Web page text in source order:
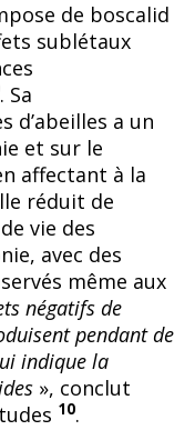
de boscalid
sublétaux
. Sa
d’abeilles a un
et sur le
affectant à la
réduit de
vie des
avec des
même aux
négatifs de
pendant de
indique la
», conclut
10.